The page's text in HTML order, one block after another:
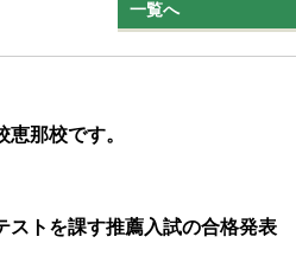
一覧へ
那校です。
ストを課す推薦入試の合格発表